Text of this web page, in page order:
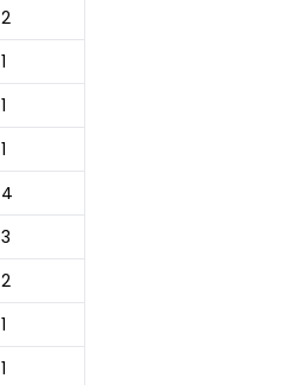
2
1
1
1
4
3
2
1
1